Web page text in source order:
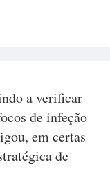
a verificar
de infeção
em certas
de